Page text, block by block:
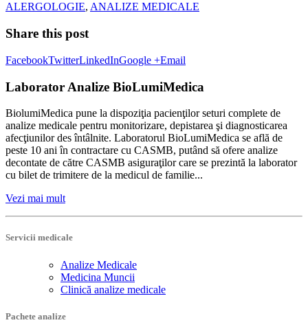
ALERGOLOGIE, ANALIZE MEDICALE
Share this post
FacebookTwitterLinkedInGoogle +Email
Laborator Analize BioLumiMedica
BiolumiMedica pune la dispoziţia pacienţilor seturi complete de
analize medicale pentru monitorizare, depistarea şi diagnosticarea
afecţiunilor des întâlnite. Laboratorul BioLumiMedica se află de
peste 10 ani în contractare cu CASMB, putând să ofere analize
decontate de către CASMB asiguraţilor care se prezintă la laborator
cu bilet de trimitere de la medicul de familie...
Vezi mai mult
Servicii medicale
Analize Medicale
Medicina Muncii
Clinică analize medicale
Pachete analize